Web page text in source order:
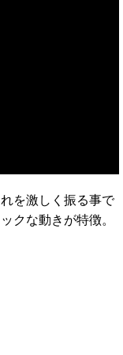
を激しく振る事で
クな動きが特徴。